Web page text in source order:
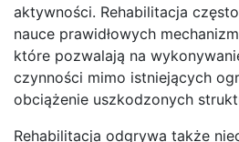
aktywności. Rehabilitacja
nauce prawidłowych
które pozwalają na
czynności mimo istniejących
obciążenie uszkodzonych
Rehabilitacja odgrywa także